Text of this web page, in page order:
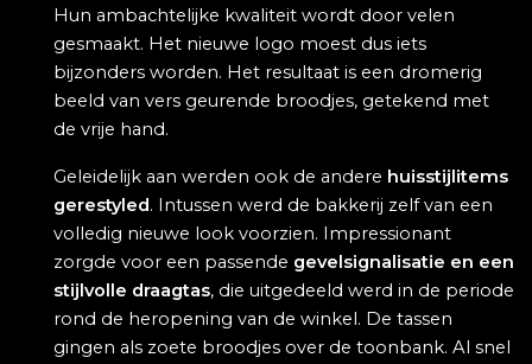
Hun ambachtelijke kwaliteit wordt door velen
gesmaakt. Het nieuwe logo moest dus iets
bijzonders worden. Het resultaat is een dromerig
beeld van vers geurende broodjes, getekend met
de vrije hand.
Geleidelijk aan werden ook de andere huisstijlitems
gerestyled. Intussen werd de bakkerij zelf van een
volledig nieuwe look voorzien. Impressionant
zorgde voor een passende gevelsignalisatie en een
stijlvolle draagtas, die uitgedeeld werd in de periode
rond de heropening van de winkel. De tassen
gingen als zoete broodjes over de toonbank. Al snel